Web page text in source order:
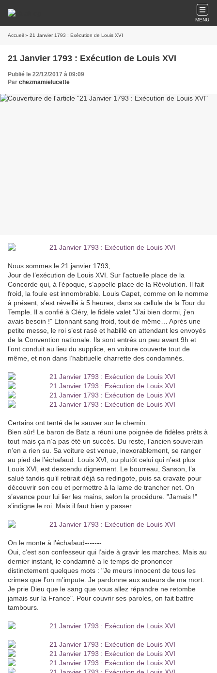
MENU
Accueil » 21 Janvier 1793 : Exécution de Louis XVI
21 Janvier 1793 : Exécution de Louis XVI
Publié le 22/12/2017 à 09:09
Par chezmamielucette
Nous sommes le 21 janvier 1793,
Jour de l’exécution de Louis XVI. Sur l’actuelle place de la
Concorde qui, à l’époque, s’appelle place de la Révolution. Il fait
froid, la foule est innombrable. Louis Capet, comme on le nomme
à présent, s’est réveillé à 5 heures, dans sa cellule de la Tour du
Temple. Il a confié à Cléry, le fidèle valet "J’ai bien dormi, j’en
avais besoin !" Etonnant sang froid, tout de même… Après une
petite messe, le roi s’est rasé et habillé en attendant les envoyés
de la Convention nationale. Ils sont entrés un peu avant 9h et
l’ont conduit au lieu du supplice, en voiture couverte tout de
même, et non dans l’habituelle charrette des condamnés.
Certains ont tenté de le sauver sur le chemin.
Bien sûr! Le baron de Batz a réuni une poignée de fidèles prêts à
tout mais ça n’a pas été un succès. Du reste, l’ancien souverain
n’en a rien su. Sa voiture est venue, inexorablement, se ranger
au pied de l’échafaud. Louis XVI, ou plutôt celui qui n’est plus
Louis XVI, est descendu dignement. Le bourreau, Sanson, l’a
salué tandis qu’il retirait déjà sa redingote, puis sa cravate pour
découvrir son cou et permettre à la lame de trancher net. On
s’avance pour lui lier les mains, selon la procédure. "Jamais !"
s’indigne le roi. Mais il faut bien y passer
On le monte à l’échafaud-------
Oui, c’est son confesseur qui l’aide à gravir les marches. Mais au
dernier instant, le condamné a le temps de prononcer
distinctement quelques mots : "Je meurs innocent de tous les
crimes que l’on m'impute. Je pardonne aux auteurs de ma mort.
Je prie Dieu que le sang que vous allez répandre ne retombe
jamais sur la France". Pour couvrir ses paroles, on fait battre
tambours.